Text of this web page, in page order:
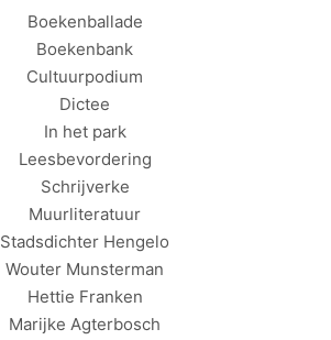
Boekenballade
Boekenbank
Cultuurpodium
Dictee
In het park
Leesbevordering
Schrijverke
Muurliteratuur
Stadsdichter Hengelo
Wouter Munsterman
Hettie Franken
Marijke Agterbosch